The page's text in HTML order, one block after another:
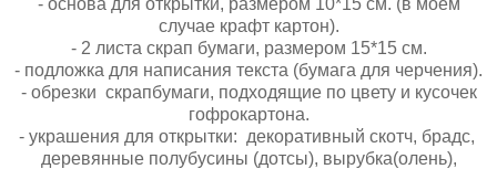
случае крафт картон).
- 2 листа скрап бумаги, размером 15*15 см.
- подложка для написания текста (бумага для черчения).
- обрезки скрапбумаги, подходящие по цвету и кусочек
гофрокартона.
- украшения для открытки: декоративный скотч, брадс,
деревянные полубусины (дотсы), вырубка(олень),